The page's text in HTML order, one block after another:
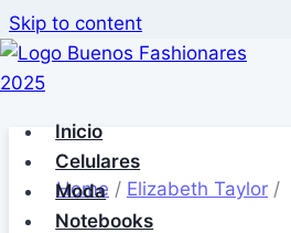
Skip to content
Inicio
Celulares
Moda
Notebooks
Home / Elizabeth Taylor /